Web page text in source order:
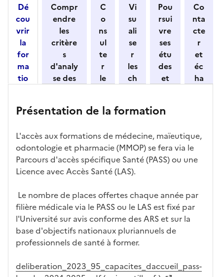
z
n
e
o
r
m
i
o
n
d
s
Dé
cou
vrir
la
for
ma
tio
ses
act
éris
tiq
ues
Compr
endre
les
critère
s
d'analy
se des
par
ssemen
t
C
o
ns
ul
te
r
le
o
ali
té
s
d
c
a
n
di
d
ur
Vi
su
ali
se
r
les
ch
s
ac
cè
s à
la
rm
ati
on
Pou
rsui
vre
ses
étu
des
et
re
dé
bo
uch
Co
nta
cte
r
et
éc
ha
l'ét
abl
iss
Présentation de la formation
L'accès aux formations de médecine, maïeutique,
odontologie et pharmacie (MMOP) se fera via le
Parcours d'accès spécifique Santé (PASS) ou une
Licence avec Accès Santé (LAS).
Le nombre de places offertes chaque année par
filière médicale via le PASS ou le LAS est fixé par
l'Université sur avis conforme des ARS et sur la
base d'objectifs nationaux pluriannuels de
professionnels de santé à former.
deliberation_2023_95_capacites_daccueil_pass-